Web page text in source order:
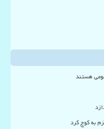
هستند
به کوچ کرد